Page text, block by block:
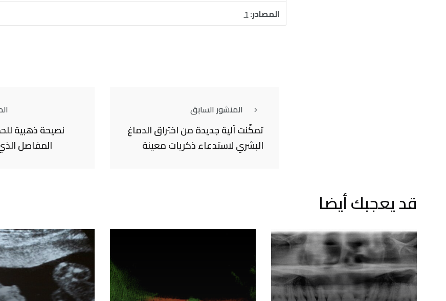
المصادر:1
المنشور السابق
تمكّنت آلية جديدة من اختراق الدماغ
البشري لاستدعاء ذكريات معينة
نصيحة ذهبية
المفاصل
قد يعجبك أيضا